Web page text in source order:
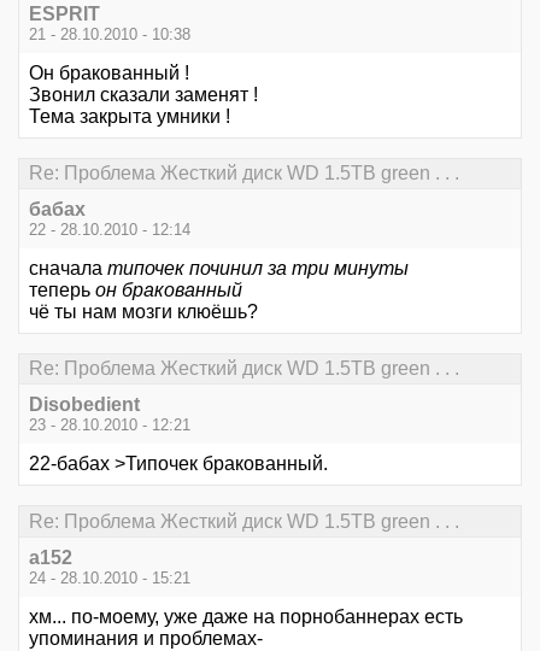
ESPRIT
21 - 28.10.2010 - 10:38
Он бракованный !
Звонил сказали заменят !
Тема закрыта умники !
Re: Проблема Жесткий диск WD 1.5TB green . . .
бабах
22 - 28.10.2010 - 12:14
сначала типочек починил за три минуты
теперь он бракованный
чё ты нам мозги клюёшь?
Re: Проблема Жесткий диск WD 1.5TB green . . .
Disobedient
23 - 28.10.2010 - 12:21
22-бабах >Типочек бракованный.
Re: Проблема Жесткий диск WD 1.5TB green . . .
a152
24 - 28.10.2010 - 15:21
хм... по-моему, уже даже на порнобаннерах есть
упоминания и проблемах-